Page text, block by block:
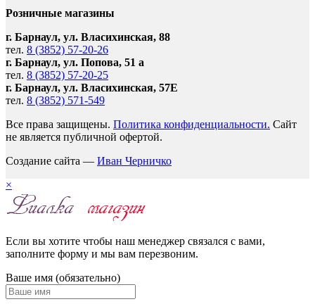
Розничные магазины
г. Барнаул, ул. Власихинская, 88
тел. 8 (3852) 57-20-26
г. Барнаул, ул. Попова, 51 а
тел. 8 (3852) 57-20-25
г. Барнаул, ул. Власихинская, 57Е
тел. 8 (3852) 571-549
Все права защищены. Политика конфиденциальности. Сайт
не является публичной офертой.
Создание сайта — Иван Черничко
×
Если вы хотите чтобы наш менеджер связался с вами,
заполните форму и мы вам перезвоним.
Ваше имя (обязательно)